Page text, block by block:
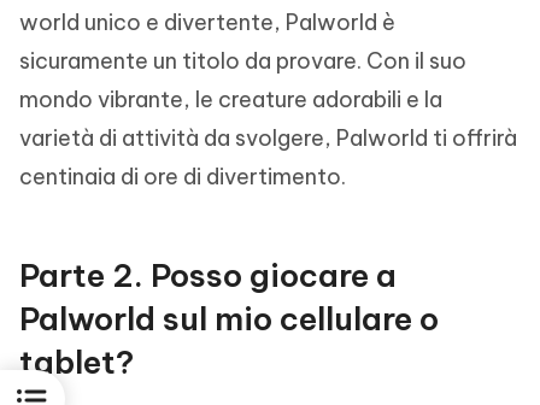
world unico e divertente, Palworld è
sicuramente un titolo da provare. Con il suo
mondo vibrante, le creature adorabili e la
varietà di attività da svolgere, Palworld ti offrirà
centinaia di ore di divertimento.
Parte 2. Posso giocare a
Palworld sul mio cellulare o
tablet?